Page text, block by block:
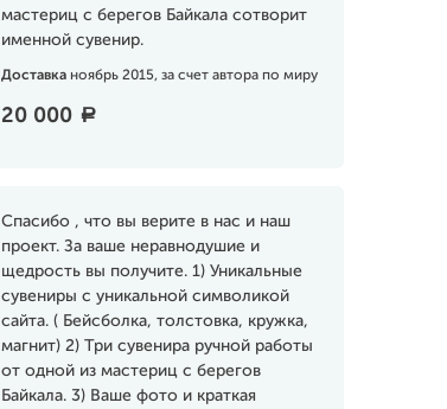
мастериц с берегов Байкала сотворит
именной сувенир.
Доставка ноябрь 2015, за счет автора по миру
20 000 a
Спасибо , что вы верите в нас и наш
проект. За ваше неравнодушие и
щедрость вы получите. 1) Уникальные
сувениры с уникальной символикой
сайта. ( Бейсболка, толстовка, кружка,
магнит) 2) Три сувенира ручной работы
от одной из мастериц с берегов
Байкала. 3) Ваше фото и краткая